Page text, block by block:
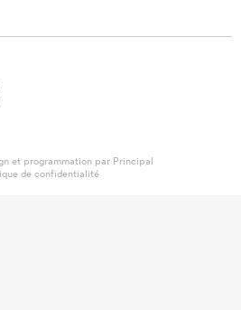
et programmation par Principal
de confidentialité